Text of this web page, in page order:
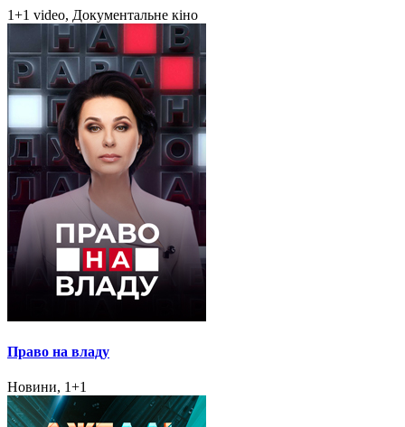
1+1 video, Документальне кіно
Право на владу
Новини, 1+1